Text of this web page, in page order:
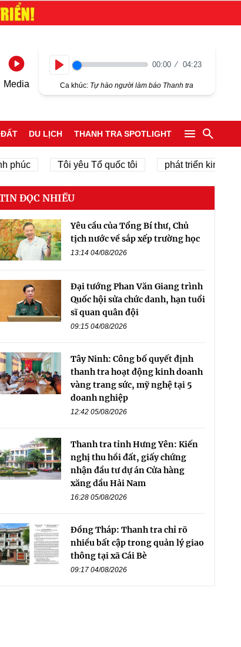
Media
00:00 04:23
Ca khúc: Tự hào người làm báo Thanh tra
ĐẤT DU LỊCH THANH TRA SPOTLIGHT
Tôi yêu Tổ quốc tôi phát triển kinh tế tư nhân
ĐỌC NHIỀU
Yêu cầu của Tổng Bí thư, Chủ
tịch nước về sắp xếp trường học
13:14 04/08/2026
Đại tướng Phan Văn Giang trình
Quốc hội sửa chức danh, hạn tuổi
sĩ quan quân đội
09:15 04/08/2026
Tây Ninh: Công bố quyết định
thanh tra hoạt động kinh doanh
vàng trang sức, mỹ nghệ tại 5
doanh nghiệp
12:42 05/08/2026
Thanh tra tỉnh Hưng Yên: Kiến
nghị thu hồi đất, giấy chứng
nhận đầu tư dự án Cửa hàng
xăng dầu Hải Nam
16:28 05/08/2026
Đồng Tháp: Thanh tra chỉ rõ
nhiều bất cập trong quản lý giao
thông tại xã Cái Bè
09:17 04/08/2026